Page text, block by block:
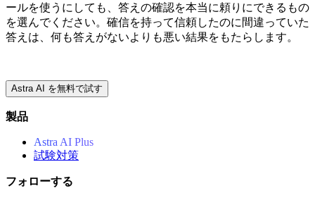
ールを使うにしても、答えの確認を本当に頼りにできるもの
を選んでください。確信を持って信頼したのに間違っていた
答えは、何も答えがないよりも悪い結果をもたらします。
Astra AI を無料で試す
製品
Astra AI Plus
試験対策
フォローする